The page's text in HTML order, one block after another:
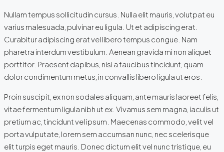
Nullam tempus sollicitudin cursus. Nulla elit mauris, volutpat eu
varius malesuada, pulvinar eu ligula. Ut et adipiscing erat.
Curabitur adipiscing erat vel libero tempus congue. Nam
pharetra interdum vestibulum. Aenean gravida mi non aliquet
porttitor. Praesent dapibus, nisi a faucibus tincidunt, quam
dolor condimentum metus, in convallis libero ligula ut eros.
Proin suscipit, ex non sodales aliquam, ante mauris laoreet felis,
vitae fermentum ligula nibh ut ex. Vivamus sem magna, iaculis ut
pretium ac, tincidunt vel ipsum. Maecenas commodo, velit vel
porta vulputate, lorem sem accumsan nunc, nec scelerisque
elit turpis eget mauris. Donec dictum elit vel nunc tristique, eu